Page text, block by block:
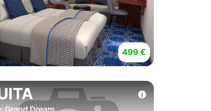
499 €
Grand Dream